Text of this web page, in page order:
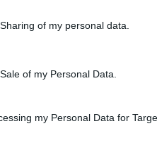
of my personal data.
of my Personal Data.
my Personal Data for
i